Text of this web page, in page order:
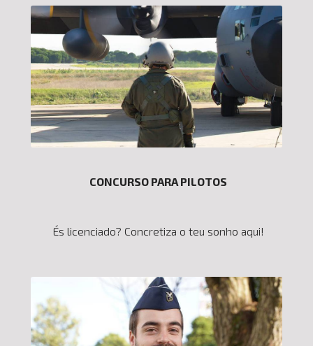
CONCURSO PARA PILOTOS
És licenciado? Concretiza o teu sonho aqui!